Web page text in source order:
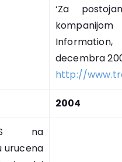
‘Za
decembra
http://
2004
na
urucena